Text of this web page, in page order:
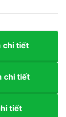
chi tiết
chi tiết
tiết